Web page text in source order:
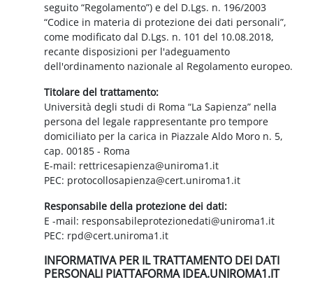
seguito “Regolamento”) e del D.Lgs. n. 196/2003
“Codice in materia di protezione dei dati personali”,
come modificato dal D.Lgs. n. 101 del 10.08.2018,
recante disposizioni per l'adeguamento
dell'ordinamento nazionale al Regolamento europeo.
Titolare del trattamento:
Università degli studi di Roma “La Sapienza” nella
persona del legale rappresentante pro tempore
domiciliato per la carica in Piazzale Aldo Moro n. 5,
cap. 00185 - Roma
E-mail: rettricesapienza@uniroma1.it
PEC: protocollosapienza@cert.uniroma1.it
Responsabile della protezione dei dati:
E -mail: responsabileprotezionedati@uniroma1.it
PEC: rpd@cert.uniroma1.it
INFORMATIVA PER IL TRATTAMENTO DEI DATI
PERSONALI PIATTAFORMA IDEA.UNIROMA1.IT